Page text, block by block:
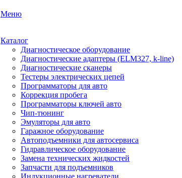
Меню
Каталог
Диагностическое оборудование
Диагностические адаптеры (ELM327, k-line)
Диагностические сканеры
Тестеры электрических цепей
Программаторы для авто
Коррекция пробега
Программаторы ключей авто
Чип-тюнинг
Эмуляторы для авто
Гаражное оборудование
Автоподъемники для автосервиса
Гидравлическое оборудование
Замена технических жидкостей
Запчасти для подъемников
Индукционные нагреватели